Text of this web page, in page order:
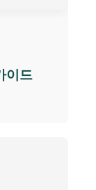
이드